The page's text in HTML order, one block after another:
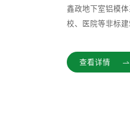
鑫政地下室铝模
校、医院等非标
查看详情